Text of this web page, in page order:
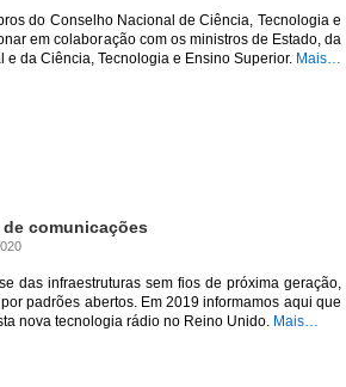
do Conselho Nacional de Ciência, Tecnologia e
em colaboração com os ministros de Estado, da
e da Ciência, Tecnologia e Ensino Superior. Mais…
comunicações
das infraestruturas sem fios de próxima geração,
padrões abertos. Em 2019 informamos aqui que
nova tecnologia rádio no Reino Unido. Mais…